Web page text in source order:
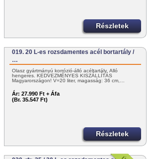
Részletek
019. 20 L-es rozsdamentes acél bortartály /
…
Olasz gyártmányú korrózió-álló acéltartály. Álló
hengeres. KEDVEZMÉNYES KISZÁLLÍTÁS
Magyarországon! V=20 liter, magasság: 36 cm,…
Ár: 27.990 Ft + Áfa
(Br. 35.547 Ft)
Részletek